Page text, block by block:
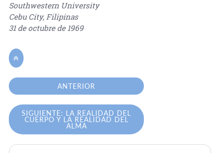
Southwestern University
Cebu City, Filipinas
31 de octubre de 1969

ANTERIOR
SIGUIENTE: LA REALIDAD DEL
CUERPO Y LA REALIDAD DEL
ALMA